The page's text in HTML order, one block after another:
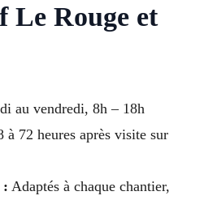
Le Rouge et
au vendredi, 8h – 18h
à 72 heures après visite sur
: Adaptés à chaque chantier,